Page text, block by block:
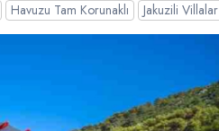
Havuzu Tam Korunaklı Jakuzili Villalar
French